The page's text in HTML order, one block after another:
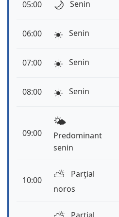
05:00 🌙 Senin
06:00 ☀️ Senin
07:00 ☀️ Senin
08:00 ☀️ Senin
09:00
🌤️
Predominant
senin
10:00 ⛅️
Parțial
noros